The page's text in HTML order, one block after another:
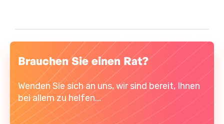
Brauchen Sie einen Rat?
Wenden Sie sich an uns, wir sind bereit, Ihnen
bei allem zu helfen...